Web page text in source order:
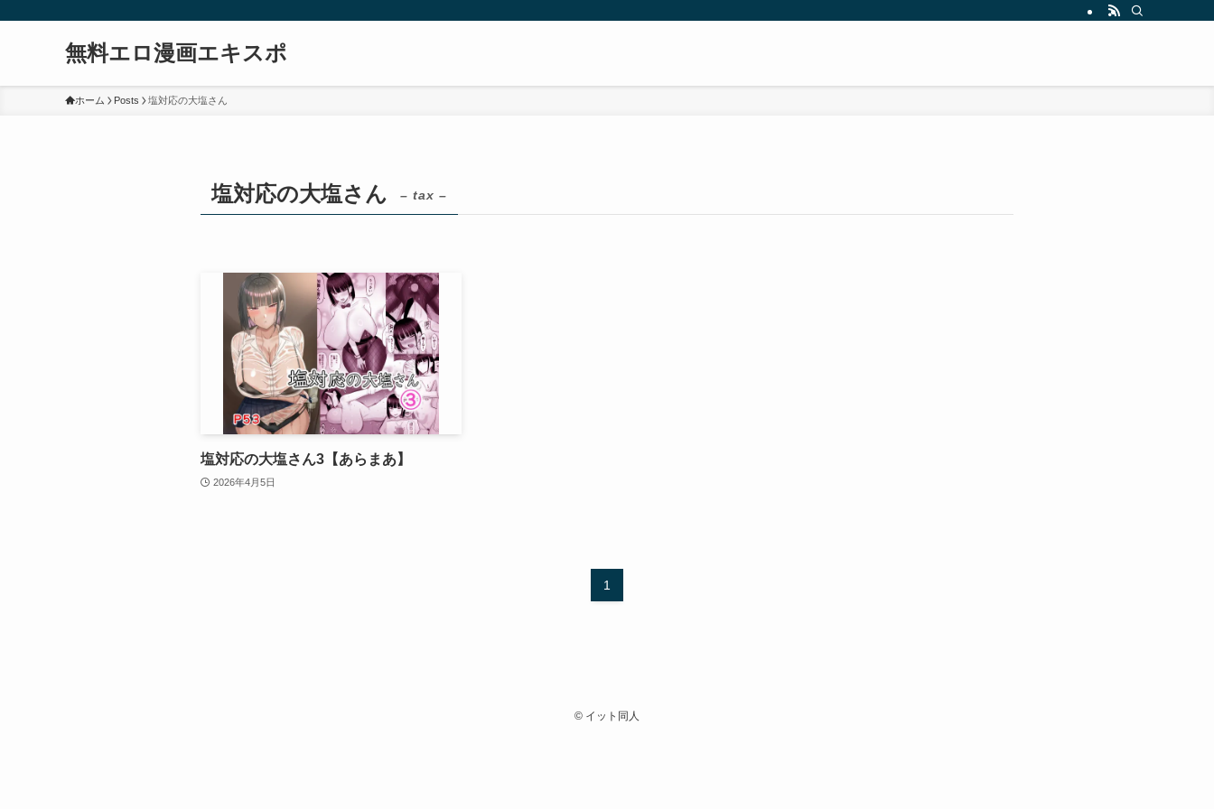
無料エロ漫画エキスポ
ホーム Posts 塩対応の大塩さん
塩対応の大塩さん – tax –
塩対応の大塩さん3【あらまあ】
2026年4月5日
1
© イット同人